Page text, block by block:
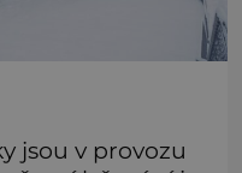
jsou v provozu